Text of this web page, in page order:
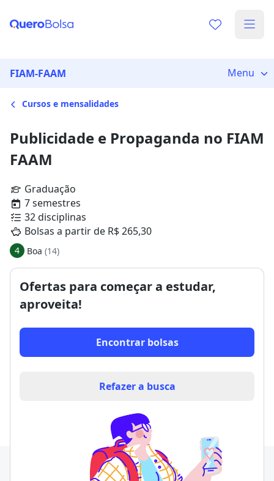
FIAM-FAAM Menu
Cursos e mensalidades
Publicidade e Propaganda no FIAM
FAAM
Graduação
7 semestres
32 disciplinas
Bolsas a partir de R$ 265,30
4 Boa (14)
Ofertas para começar a estudar,
aproveita!
Encontrar bolsas
Refazer a busca